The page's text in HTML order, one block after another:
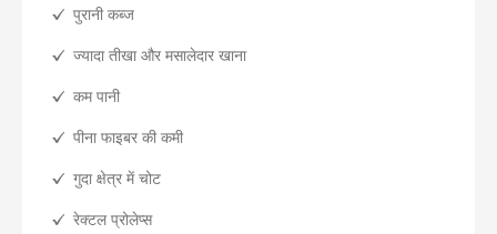
पुरानी कब्ज
ज्यादा तीखा और मसालेदार खाना
कम पानी
पीना फाइबर की कमी
गुदा क्षेत्र में चोट
रेक्टल प्रोलेप्स